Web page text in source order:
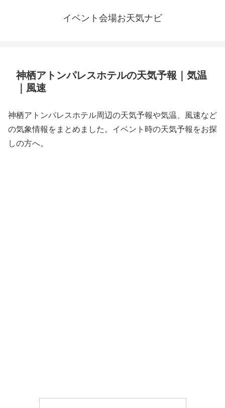
イベント会場お天気ナビ
神栖アトンパレスホテルの天気予報｜気温
｜風速
神栖アトンパレスホテル周辺の天気予報や気温、風速など
の気象情報をまとめました。イベント時の天気予報をお探
しの方へ。